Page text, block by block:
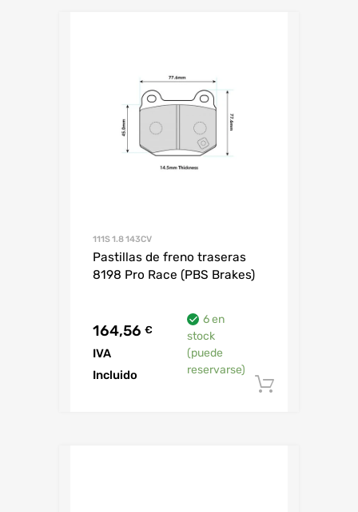
111S 1.8 143CV
Pastillas de freno traseras
8198 Pro Race (PBS Brakes)
164,56 €
IVA
Incluido
6 en
stock
(puede
reservarse)